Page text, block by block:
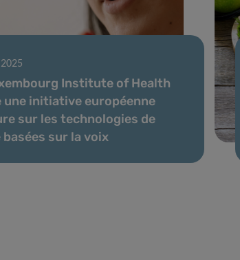
Institute of Health
une initiative européenne
sur les technologies de
basées sur la voix